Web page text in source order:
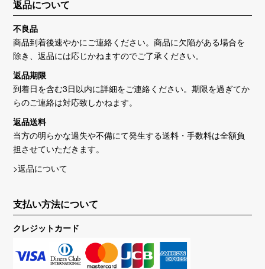
返品について
不良品
商品到着後速やかにご連絡ください。商品に欠陥がある場合を
除き、返品には応じかねますのでご了承ください。
返品期限
到着日を含む3日以内に詳細をご連絡ください。期限を過ぎてか
らのご連絡は対応致しかねます。
返品送料
当方の明らかな過失や不備にて発生する送料・手数料は全額負
担させていただきます。
>返品について
支払い方法について
クレジットカード